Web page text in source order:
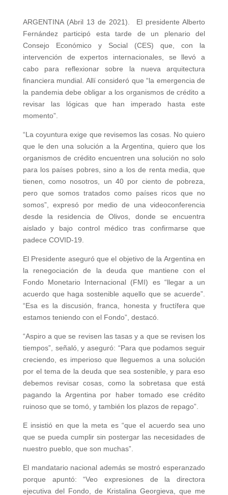
ARGENTINA (Abril 13 de 2021). El presidente Alberto
Fernández participó esta tarde de un plenario del
Consejo Económico y Social (CES) que, con la
intervención de expertos internacionales, se llevó a
cabo para reflexionar sobre la nueva arquitectura
financiera mundial. Allí consideró que “la emergencia de
la pandemia debe obligar a los organismos de crédito a
revisar las lógicas que han imperado hasta este
momento”.
“La coyuntura exige que revisemos las cosas. No quiero
que le den una solución a la Argentina, quiero que los
organismos de crédito encuentren una solución no solo
para los países pobres, sino a los de renta media, que
tienen, como nosotros, un 40 por ciento de pobreza,
pero que somos tratados como países ricos que no
somos”, expresó por medio de una videoconferencia
desde la residencia de Olivos, donde se encuentra
aislado y bajo control médico tras confirmarse que
padece COVID-19.
El Presidente aseguró que el objetivo de la Argentina en
la renegociación de la deuda que mantiene con el
Fondo Monetario Internacional (FMI) es “llegar a un
acuerdo que haga sostenible aquello que se acuerde”.
“Esa es la discusión, franca, honesta y fructífera que
estamos teniendo con el Fondo”, destacó.
“Aspiro a que se revisen las tasas y a que se revisen los
tiempos”, señaló, y aseguró: “Para que podamos seguir
creciendo, es imperioso que lleguemos a una solución
por el tema de la deuda que sea sostenible, y para eso
debemos revisar cosas, como la sobretasa que está
pagando la Argentina por haber tomado ese crédito
ruinoso que se tomó, y también los plazos de repago”.
E insistió en que la meta es “que el acuerdo sea uno
que se pueda cumplir sin postergar las necesidades de
nuestro pueblo, que son muchas”.
El mandatario nacional además se mostró esperanzado
porque apuntó: “Veo expresiones de la directora
ejecutiva del Fondo, de Kristalina Georgieva, que me